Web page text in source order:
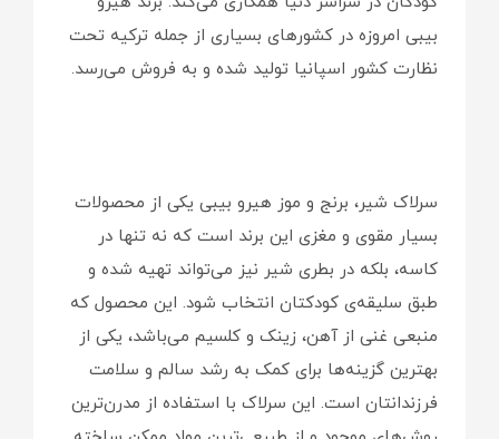
بیبی امروزه در کشورهای بسیاری از جمله ترکیه تحت
نظارت کشور اسپانیا تولید شده و به فروش می‌رسد.
سرلاک شیر، برنج و موز هیرو بیبی یکی از محصولات
بسیار مقوی و مغزی این برند است که نه تنها در
کاسه، بلکه در بطری شیر نیز می‌تواند تهیه شده و
طبق سلیقه‌ی کودکتان انتخاب شود. این محصول که
منبعی غنی از آهن، زینک و کلسیم می‌باشد، یکی از
بهترین گزینه‌ها برای کمک به رشد سالم و سلامت
فرزندانتان است. این سرلاک با استفاده از مدرن‌ترین